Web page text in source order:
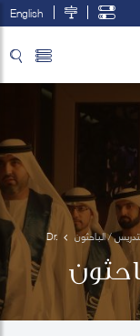
English
/ الباحثون
Dr.
Mohammad
Rahman